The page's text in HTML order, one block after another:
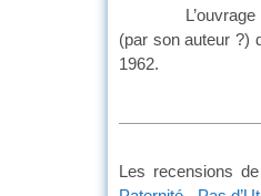
L’ouvrage
(par son auteur ?)
1962.
Les recensions